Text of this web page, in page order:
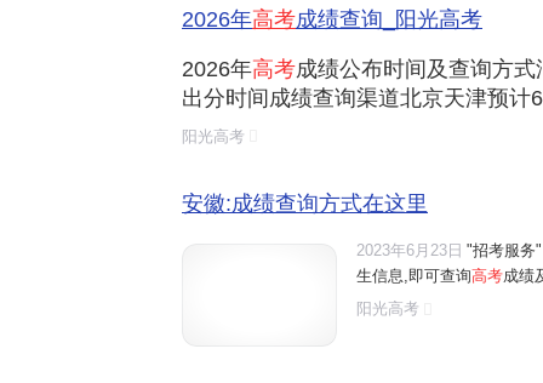
2026年高考成绩查询_阳光高考
2026年高考成绩公布时间及查询方式
出分时间成绩查询渠道北京天津预计
蒙古6月24日辽宁6月下旬
阳光高考
安徽:成绩查询方式在这里
2023年6月23日 "招考服务
生信息,即可查询高考成绩
阳光高考